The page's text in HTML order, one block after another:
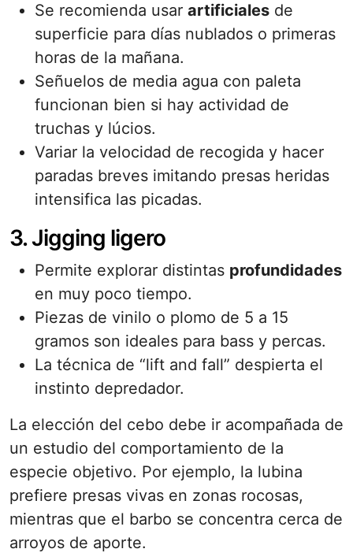
Se recomienda usar artificiales de
superficie para días nublados o primeras
horas de la mañana.
Señuelos de media agua con paleta
funcionan bien si hay actividad de
truchas y lúcios.
Variar la velocidad de recogida y hacer
paradas breves imitando presas heridas
intensifica las picadas.
3. Jigging ligero
Permite explorar distintas profundidades
en muy poco tiempo.
Piezas de vinilo o plomo de 5 a 15
gramos son ideales para bass y percas.
La técnica de “lift and fall” despierta el
instinto depredador.
La elección del cebo debe ir acompañada de
un estudio del comportamiento de la
especie objetivo. Por ejemplo, la lubina
prefiere presas vivas en zonas rocosas,
mientras que el barbo se concentra cerca de
arroyos de aporte.